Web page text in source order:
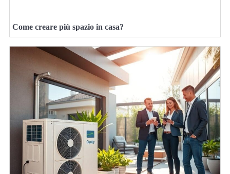
Come creare più spazio in casa?